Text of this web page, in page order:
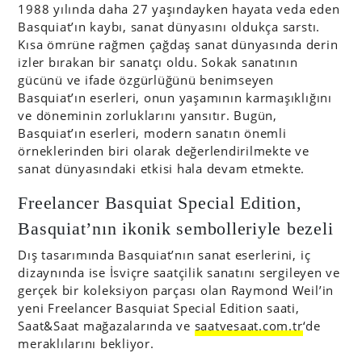
1988 yılında daha 27 yaşındayken hayata veda eden
Basquiat’ın kaybı, sanat dünyasını oldukça sarstı.
Kısa ömrüne rağmen çağdaş sanat dünyasında derin
izler bırakan bir sanatçı oldu. Sokak sanatının
gücünü ve ifade özgürlüğünü benimseyen
Basquiat’ın eserleri, onun yaşamının karmaşıklığını
ve döneminin zorluklarını yansıtır. Bugün,
Basquiat’ın eserleri, modern sanatın önemli
örneklerinden biri olarak değerlendirilmekte ve
sanat dünyasındaki etkisi hala devam etmekte.
Freelancer Basquiat Special Edition,
Basquiat’nın ikonik sembolleriyle bezeli
Dış tasarımında Basquiat’nın sanat eserlerini, iç
dizaynında ise İsviçre saatçilik sanatını sergileyen ve
gerçek bir koleksiyon parçası olan Raymond Weil’in
yeni Freelancer Basquiat Special Edition saati,
Saat&Saat mağazalarında ve saatvesaat.com.tr‘de
meraklılarını bekliyor.